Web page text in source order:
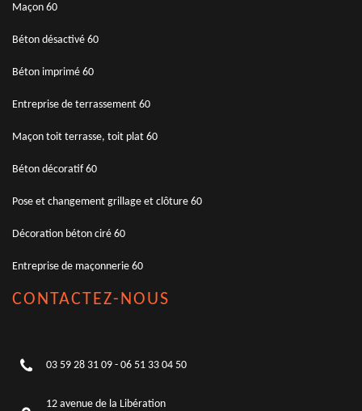
Maçon 60
Béton désactivé 60
Béton imprimé 60
Entreprise de terrassement 60
Maçon toit terrasse, toit plat 60
Béton décoratif 60
Pose et changement grillage et clôture 60
Décoration béton ciré 60
Entreprise de maçonnerie 60
CONTACTEZ-NOUS
03 59 28 31 09 - 06 51 33 04 50
12 avenue de la Libération